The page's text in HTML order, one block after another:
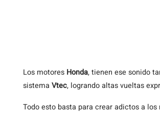
Los motores Honda, tienen ese sonido
sistema Vtec, logrando altas vueltas
Todo esto basta para crear adictos a los